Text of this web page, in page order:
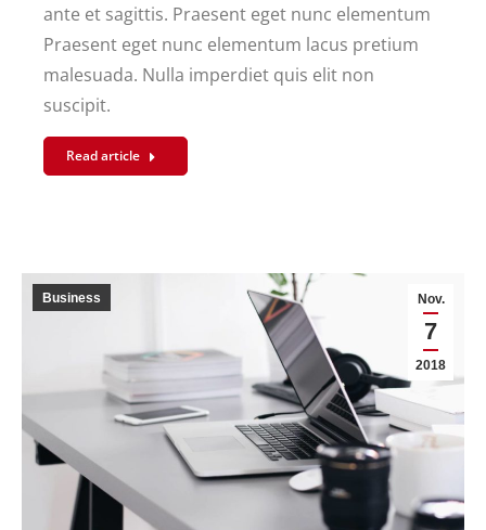
ante et sagittis. Praesent eget nunc elementum
Praesent eget nunc elementum lacus pretium
malesuada. Nulla imperdiet quis elit non
suscipit.
Read article
Nov.
7
2018
Business